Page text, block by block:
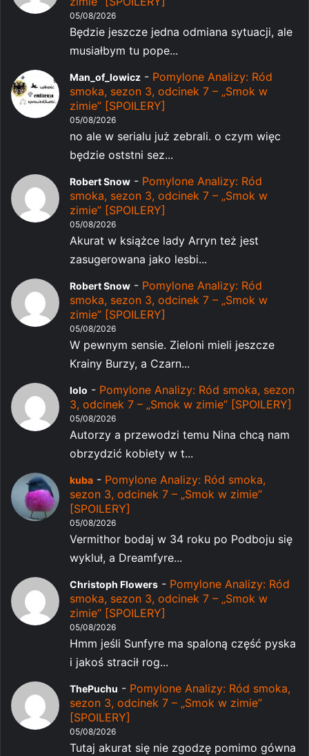
05/08/2026
Będzie jeszcze jedna odmiana sytuacji, ale
musiałbym tu pope...
Man_of_lowicz - Pomylone Analizy: Ród
smoka, sezon 3, odcinek 7 – „Smok w
zimie” [SPOILERY]
05/08/2026
no ale w serialu już zebrali. o czym więc
będzie oststni sez...
Robert Snow - Pomylone Analizy: Ród
smoka, sezon 3, odcinek 7 – „Smok w
zimie” [SPOILERY]
05/08/2026
Akurat w książce lady Arryn też jest
zasugerowana jako lesbi...
Robert Snow - Pomylone Analizy: Ród
smoka, sezon 3, odcinek 7 – „Smok w
zimie” [SPOILERY]
05/08/2026
W pewnym sensie. Zieloni mieli jeszcze
Krainy Burzy, a Czarn...
lolo - Pomylone Analizy: Ród smoka, sezon
3, odcinek 7 – „Smok w zimie” [SPOILERY]
05/08/2026
Autorzy a przewodzi temu Nina chcą nam
obrzydzić kobiety w t...
kuba - Pomylone Analizy: Ród smoka,
sezon 3, odcinek 7 – „Smok w zimie”
[SPOILERY]
05/08/2026
Vermithor bodaj w 34 roku po Podboju się
wykluł, a Dreamfyre...
Christoph Flowers - Pomylone Analizy: Ród
smoka, sezon 3, odcinek 7 – „Smok w
zimie” [SPOILERY]
05/08/2026
Hmm jeśli Sunfyre ma spaloną część pyska
i jakoś stracił rog...
ThePuchu - Pomylone Analizy: Ród smoka,
sezon 3, odcinek 7 – „Smok w zimie”
[SPOILERY]
05/08/2026
Tutaj akurat się nie zgodzę pomimo gówna